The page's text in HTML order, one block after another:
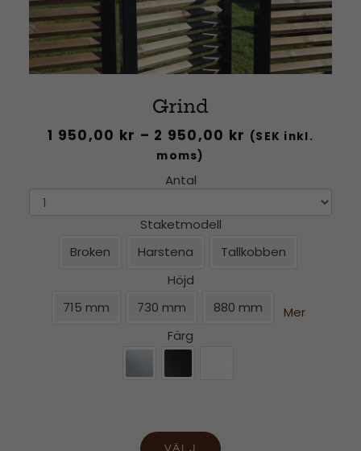
Grind
1 950,00 kr – 2 950,00 kr (SEK inkl.
moms)
Antal
Staketmodell
Broken
Harstena
Tallkobben
Höjd
715 mm
730 mm 880 mm
Mer
Färg